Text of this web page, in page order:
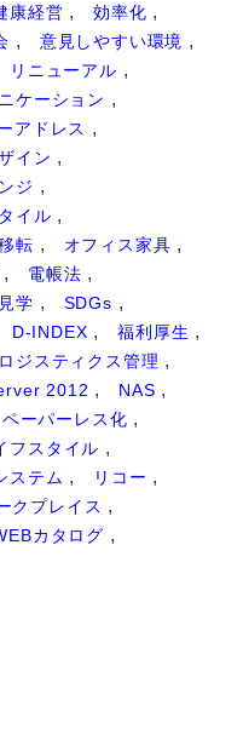
康経営
効率化
意見しやすい環境
リニューアル
ケーション
アドレス
イン
ジ
イル
転
オフィス家具
電帳法
学
SDGs
D-INDEX
福利厚生
ロジスティクス管理
2012
NAS
ペーパーレス化
フスタイル
ステム
リコー
クプレイス
カタログ